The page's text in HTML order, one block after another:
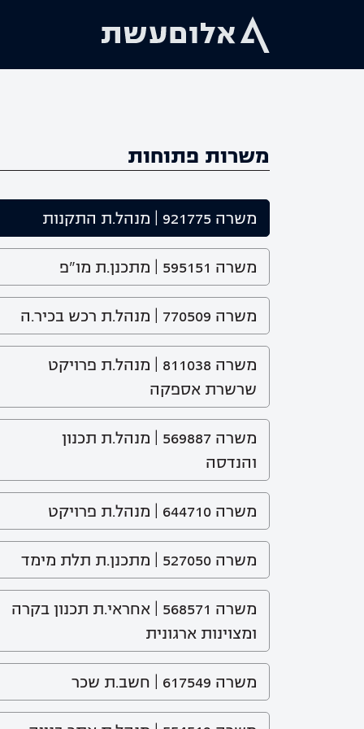
משרות פתוחות
משרה 921775 | מנהל.ת התקנות
משרה 595151 | מתכנן.ת מו"פ
משרה 770509 | מנהל.ת רכש בכיר.ה
משרה 811038 | מנהל.ת פרויקט
שרשרת אספקה
משרה 569887 | מנהל.ת תכנון
והנדסה
משרה 644710 | מנהל.ת פרויקט
משרה 527050 | מתכנן.ת תלת מימד
משרה 568571 | אחראי.ת תכנון בקרה
ומצוינות ארגונית
משרה 617549 | חשב.ת שכר